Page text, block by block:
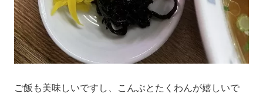
ご飯も美味しいですし、こんぶとたくわんが嬉しいで